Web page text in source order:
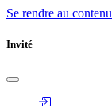
Se rendre au contenu
Invité